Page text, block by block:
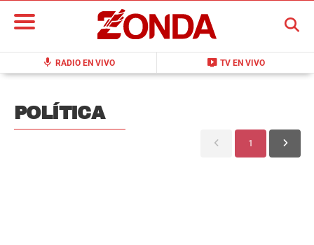
mic RADIO EN VIVO live_tv TV EN VIVO
BUSCAR
POLÍTICA
1